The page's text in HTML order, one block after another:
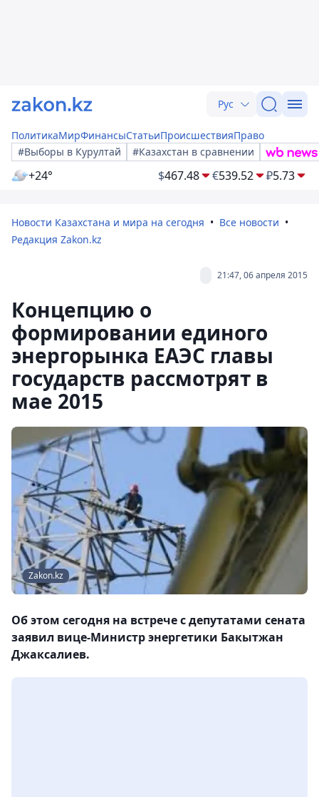
Рус
ПолитикаМирФинансыСтатьиПроисшествияПраво
#Выборы в Курултай
#Казахстан в сравнении
+24° $467.48 €539.52 ₽5.73
Новости Казахстана и мира на сегодня
Все новости
Редакция Zakon.kz
21:47, 06 апреля 2015
Концепцию о
формировании единого
энергорынка ЕАЭС главы
государств рассмотрят в
мае 2015
Zakon.kz
Об этом сегодня на встрече с депутатами сената
заявил вице-Министр энергетики Бакытжан
Джаксалиев.